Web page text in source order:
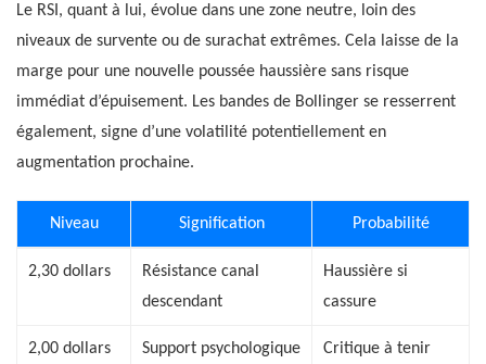
Le RSI, quant à lui, évolue dans une zone neutre, loin des
niveaux de survente ou de surachat extrêmes. Cela laisse de la
marge pour une nouvelle poussée haussière sans risque
immédiat d’épuisement. Les bandes de Bollinger se resserrent
également, signe d’une volatilité potentiellement en
augmentation prochaine.
Niveau Signification Probabilité
2,30 dollars
Résistance canal
descendant
Haussière si
cassure
2,00 dollars Support psychologique Critique à tenir